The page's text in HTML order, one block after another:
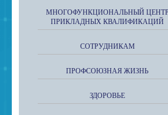
МНОГОФУНКЦИОНАЛЬНЫЙ
ПРИКЛАДНЫХ КВАЛИФИКАЦИЙ
СОТРУДНИКАМ
ПРОФСОЮЗНАЯ ЖИЗНЬ
ЗДОРОВЬЕ